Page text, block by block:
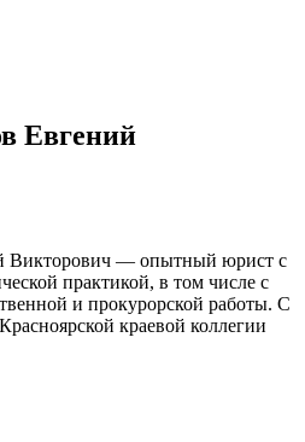
Евгений
Викторович — опытный юрист с
практикой, в том числе с
и прокурорской работы. С
краевой коллегии